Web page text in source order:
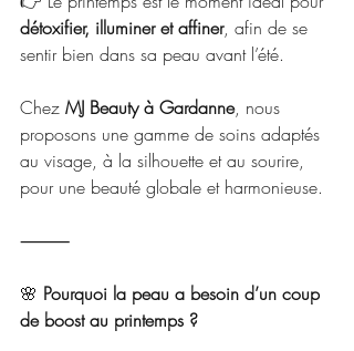
détoxifier, illuminer et affiner, afin de se
sentir bien dans sa peau avant l’été.
Chez MJ Beauty à Gardanne, nous
proposons une gamme de soins adaptés
au visage, à la silhouette et au sourire,
pour une beauté globale et harmonieuse.
⸻
🌸 Pourquoi la peau a besoin d’un coup
de boost au printemps ?